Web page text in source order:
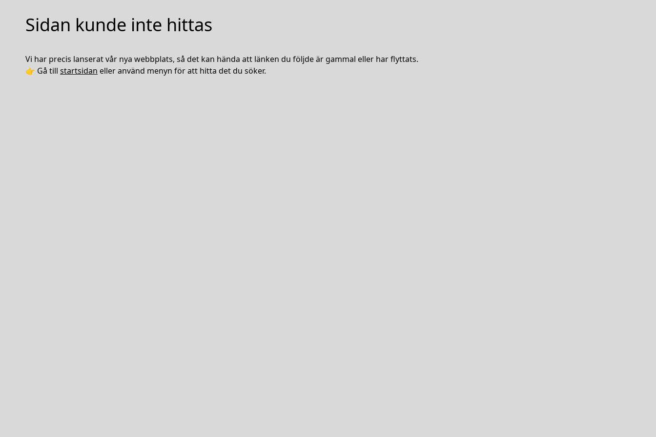
Sidan kunde inte hittas
Vi har precis lanserat vår nya webbplats, så det kan hända att länken du följde är gammal eller har flyttats.
👉 Gå till startsidan eller använd menyn för att hitta det du söker.